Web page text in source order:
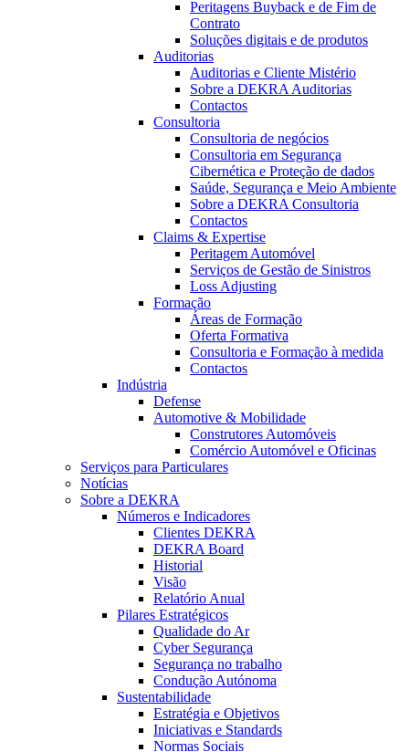
Peritagens Buyback e de Fim de
Contrato
Soluções digitais e de produtos
Auditorias
Auditorias e Cliente Mistério
Sobre a DEKRA Auditorias
Contactos
Consultoria
Consultoria de negócios
Consultoria em Segurança
Cibernética e Proteção de dados
Saúde, Segurança e Meio Ambiente
Sobre a DEKRA Consultoria
Contactos
Claims & Expertise
Peritagem Automóvel
Serviços de Gestão de Sinistros
Loss Adjusting
Formação
Áreas de Formação
Oferta Formativa
Consultoria e Formação à medida
Contactos
Indústria
Defense
Automotive & Mobilidade
Construtores Automóveis
Comércio Automóvel e Oficinas
Serviços para Particulares
Notícias
Sobre a DEKRA
Números e Indicadores
Clientes DEKRA
DEKRA Board
Historial
Visão
Relatório Anual
Pilares Estratégicos
Qualidade do Ar
Cyber Segurança
Segurança no trabalho
Condução Autónoma
Sustentabilidade
Estratégia e Objetivos
Iniciativas e Standards
Normas Sociais